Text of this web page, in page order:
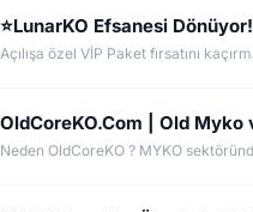
Açılışa özel VİP Paket fırsatını